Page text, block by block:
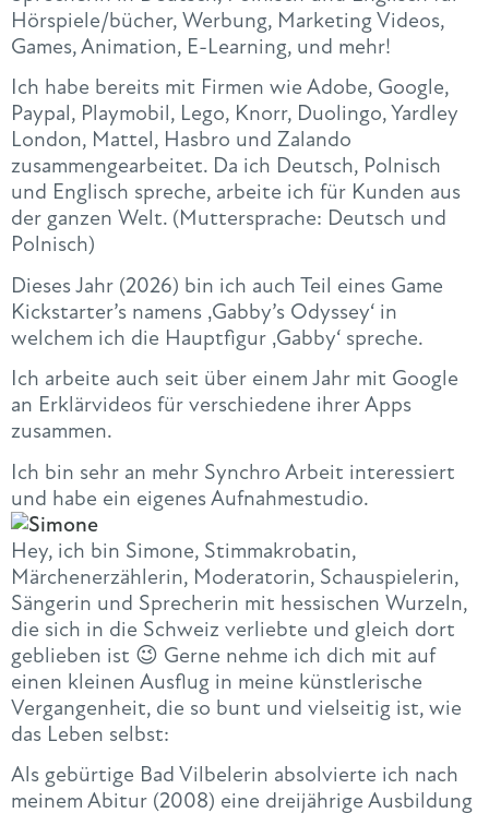
Hörspiele/bücher, Werbung, Marketing Videos,
Games, Animation, E-Learning, und mehr!
Ich habe bereits mit Firmen wie Adobe, Google,
Paypal, Playmobil, Lego, Knorr, Duolingo, Yardley
London, Mattel, Hasbro und Zalando
zusammengearbeitet. Da ich Deutsch, Polnisch
und Englisch spreche, arbeite ich für Kunden aus
der ganzen Welt. (Muttersprache: Deutsch und
Polnisch)
Dieses Jahr (2026) bin ich auch Teil eines Game
Kickstarter’s namens ‚Gabby’s Odyssey‘ in
welchem ich die Hauptfigur ‚Gabby‘ spreche.
Ich arbeite auch seit über einem Jahr mit Google
an Erklärvideos für verschiedene ihrer Apps
zusammen.
Ich bin sehr an mehr Synchro Arbeit interessiert
und habe ein eigenes Aufnahmestudio.
Hey, ich bin Simone, Stimmakrobatin,
Märchenerzählerin, Moderatorin, Schauspielerin,
Sängerin und Sprecherin mit hessischen Wurzeln,
die sich in die Schweiz verliebte und gleich dort
geblieben ist 😉 Gerne nehme ich dich mit auf
einen kleinen Ausflug in meine künstlerische
Vergangenheit, die so bunt und vielseitig ist, wie
das Leben selbst:
Als gebürtige Bad Vilbelerin absolvierte ich nach
meinem Abitur (2008) eine dreijährige Ausbildung